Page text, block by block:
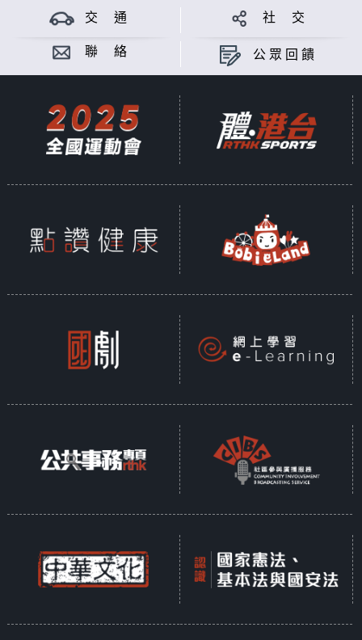
交 通 社 交
聯 絡 公眾回饋